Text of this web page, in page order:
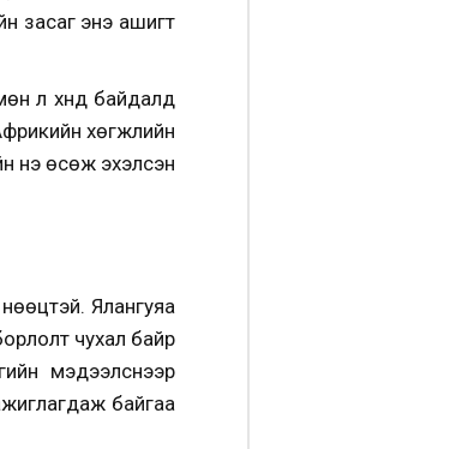
засаг энэ ашигт
л хүнд байдалд
хөгжлийн
үнэ өсөж эхэлсэн
Ялангуяа
чухал байр
мэдээлснээр
байгаа